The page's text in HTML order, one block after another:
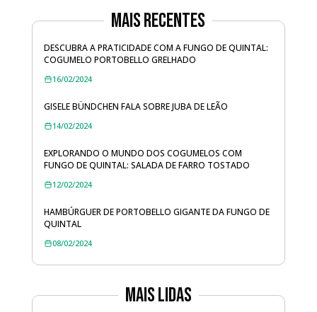
Mais Recentes
DESCUBRA A PRATICIDADE COM A FUNGO DE QUINTAL:
COGUMELO PORTOBELLO GRELHADO
16/02/2024
GISELE BÜNDCHEN FALA SOBRE JUBA DE LEÃO
14/02/2024
EXPLORANDO O MUNDO DOS COGUMELOS COM
FUNGO DE QUINTAL: SALADA DE FARRO TOSTADO
12/02/2024
HAMBÚRGUER DE PORTOBELLO GIGANTE DA FUNGO DE
QUINTAL
08/02/2024
Mais lidas